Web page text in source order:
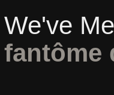
We've
fantôme